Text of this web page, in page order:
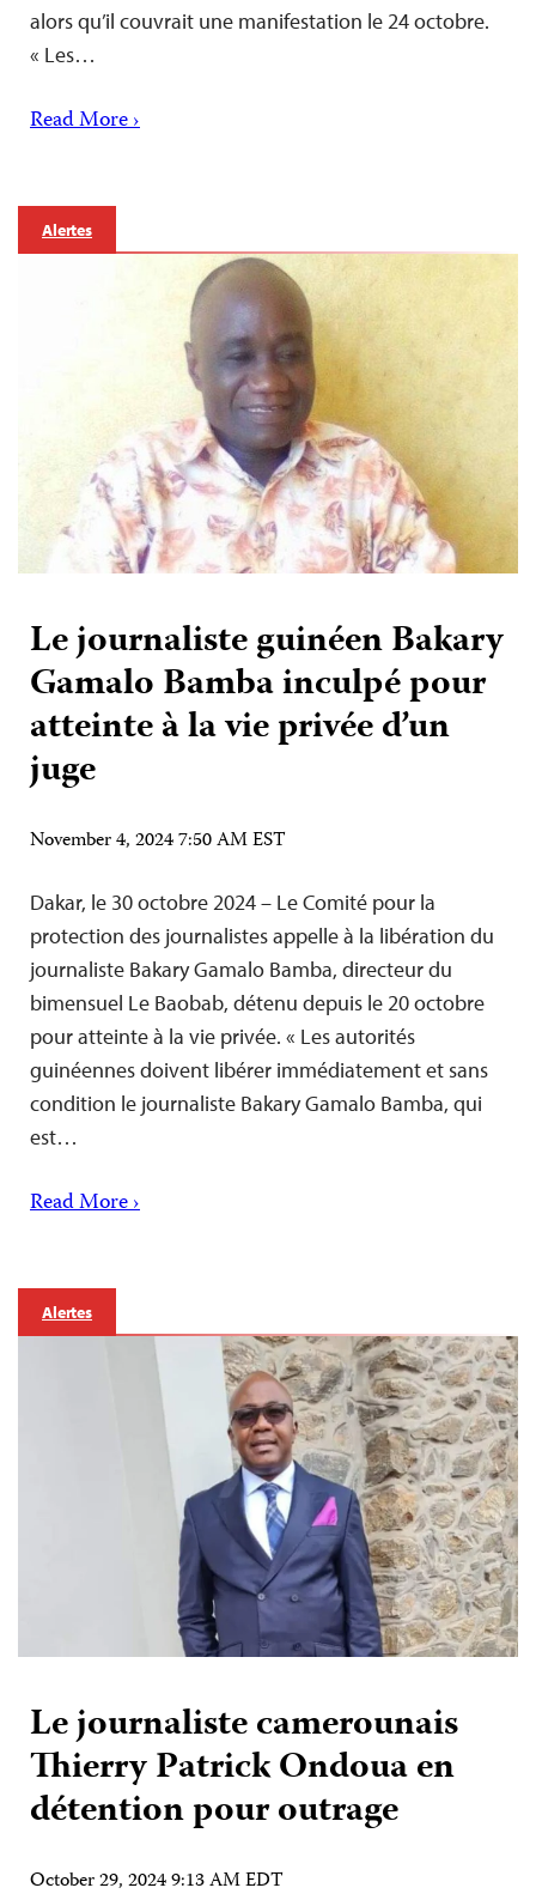
alors qu’il couvrait une manifestation le 24 octobre.
« Les…
Read More ›
Alertes
Le journaliste guinéen Bakary
Gamalo Bamba inculpé pour
atteinte à la vie privée d’un
juge
November 4, 2024 7:50 AM EST
Dakar, le 30 octobre 2024 – Le Comité pour la
protection des journalistes appelle à la libération du
journaliste Bakary Gamalo Bamba, directeur du
bimensuel Le Baobab, détenu depuis le 20 octobre
pour atteinte à la vie privée. « Les autorités
guinéennes doivent libérer immédiatement et sans
condition le journaliste Bakary Gamalo Bamba, qui
est…
Read More ›
Alertes
Le journaliste camerounais
Thierry Patrick Ondoua en
détention pour outrage
October 29, 2024 9:13 AM EDT